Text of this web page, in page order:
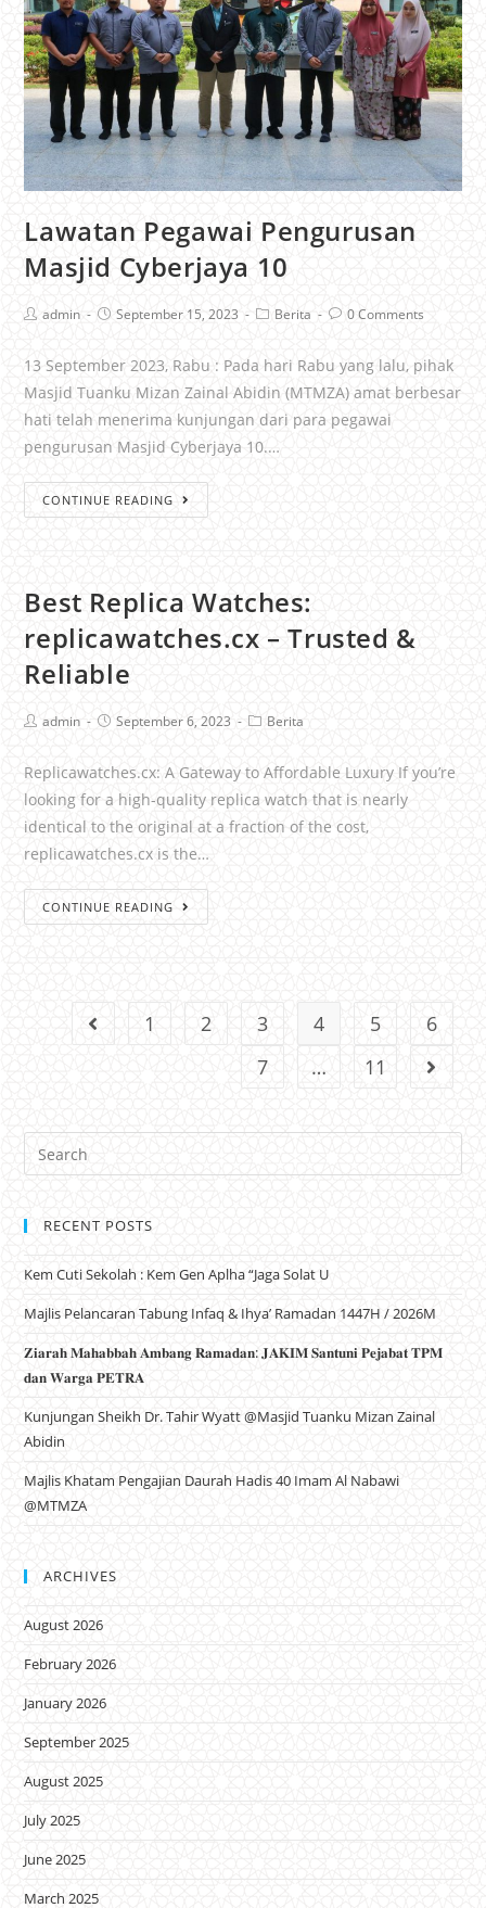
Lawatan Pegawai Pengurusan
Masjid Cyberjaya 10
admin September 15, 2023 Berita 0 Comments
13 September 2023, Rabu : Pada hari Rabu yang lalu, pihak
Masjid Tuanku Mizan Zainal Abidin (MTMZA) amat berbesar
hati telah menerima kunjungan dari para pegawai
pengurusan Masjid Cyberjaya 10.…
CONTINUE READING
Best Replica Watches:
replicawatches.cx – Trusted &
Reliable
admin September 6, 2023 Berita
Replicawatches.cx: A Gateway to Affordable Luxury If you’re
looking for a high-quality replica watch that is nearly
identical to the original at a fraction of the cost,
replicawatches.cx is the…
CONTINUE READING
1 2 3 4 5
6
7
… 11
RECENT POSTS
Kem Cuti Sekolah : Kem Gen Aplha “Jaga Solat U
Majlis Pelancaran Tabung Infaq & Ihya’ Ramadan 1447H / 2026M
𝐙𝐢𝐚𝐫𝐚𝐡 𝐌𝐚𝐡𝐚𝐛𝐛𝐚𝐡 𝐀𝐦𝐛𝐚𝐧𝐠 𝐑𝐚𝐦𝐚𝐝𝐚𝐧: 𝐉𝐀𝐊𝐈𝐌 𝐒𝐚𝐧𝐭𝐮𝐧𝐢 𝐏𝐞𝐣𝐚𝐛𝐚𝐭 𝐓𝐏𝐌
𝐝𝐚𝐧 𝐖𝐚𝐫𝐠𝐚 𝐏𝐄𝐓𝐑𝐀
Kunjungan Sheikh Dr. Tahir Wyatt @Masjid Tuanku Mizan Zainal
Abidin
Majlis Khatam Pengajian Daurah Hadis 40 Imam Al Nabawi
@MTMZA
ARCHIVES
August 2026
February 2026
January 2026
September 2025
August 2025
July 2025
June 2025
March 2025